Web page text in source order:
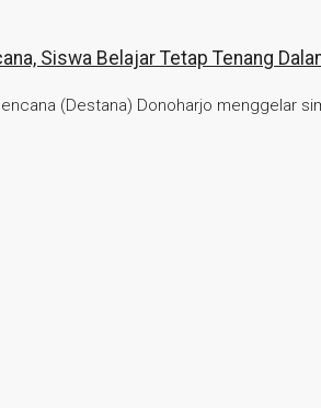
Siswa Belajar Tetap Tenang
(Destana) Donoharjo menggelar